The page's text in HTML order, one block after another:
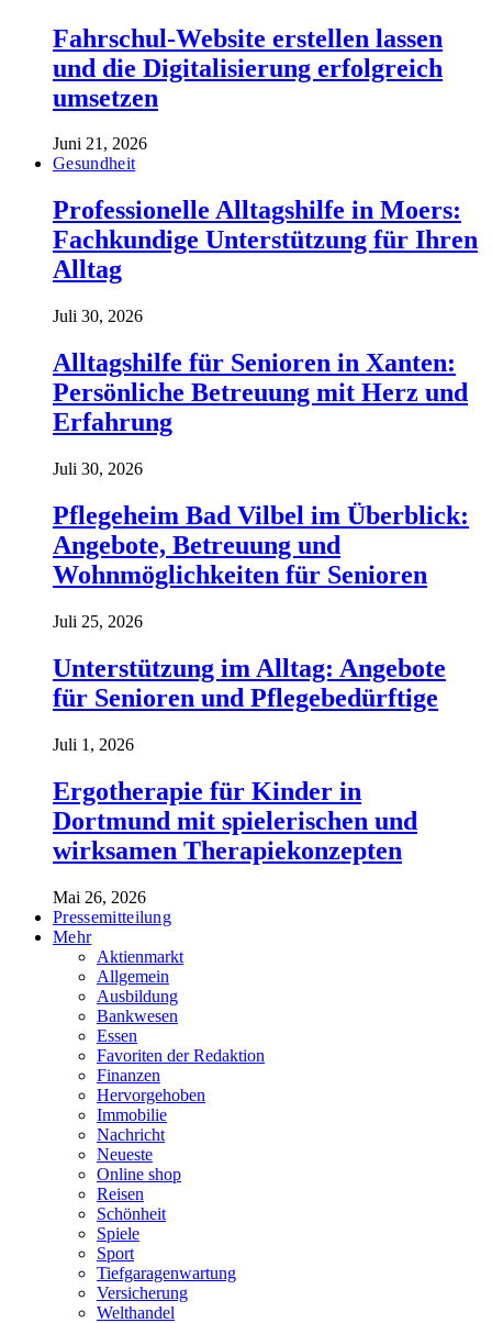
Fahrschul-Website erstellen lassen
und die Digitalisierung erfolgreich
umsetzen
Juni 21, 2026
Gesundheit
Professionelle Alltagshilfe in Moers:
Fachkundige Unterstützung für Ihren
Alltag
Juli 30, 2026
Alltagshilfe für Senioren in Xanten:
Persönliche Betreuung mit Herz und
Erfahrung
Juli 30, 2026
Pflegeheim Bad Vilbel im Überblick:
Angebote, Betreuung und
Wohnmöglichkeiten für Senioren
Juli 25, 2026
Unterstützung im Alltag: Angebote
für Senioren und Pflegebedürftige
Juli 1, 2026
Ergotherapie für Kinder in
Dortmund mit spielerischen und
wirksamen Therapiekonzepten
Mai 26, 2026
Pressemitteilung
Mehr
Aktienmarkt
Allgemein
Ausbildung
Bankwesen
Essen
Favoriten der Redaktion
Finanzen
Hervorgehoben
Immobilie
Nachricht
Neueste
Online shop
Reisen
Schönheit
Spiele
Sport
Tiefgaragenwartung
Versicherung
Welthandel